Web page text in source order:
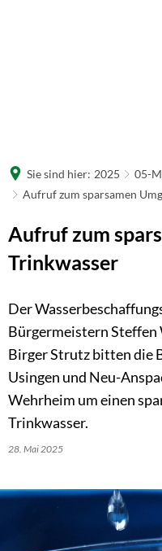
Sie sind hier: 2025
05-
Aufruf zum sparsamen
Aufruf zum
Trinkwasser
Der
Bürgermeistern Steffen
Birger Strutz bitten die
Usingen und Neu-
Wehrheim um einen
Trinkwasser.
28. Mai 2025